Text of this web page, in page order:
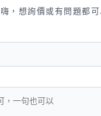
嗨，想詢價或有問題都